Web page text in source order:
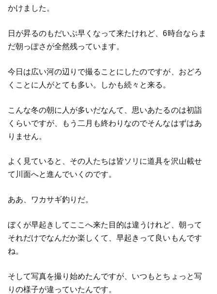
かけました。
日が昇るのもだいぶ早くなって来たけれど、6時台ならま
だ朝っぽさが全然残っています。
今日は広い河の辺りで撮ることにしたのですが、おどろ
くことに人がとても多い。しかも続々と来る。
こんな冬の朝に人が多いだなんて、思いあたるのは初詣
くらいですが、もう二月も終わりなのでそんなはずはあ
りません。
よく見ていると、その人たちは皆ソリに道具を沢山載せ
て川面へと進んでいくのです。
ああ、ワカサギ釣りだ。
ぼくが早起きしてここへ来た目的は違うけれど、朝って
それだけでなんだか楽しくて、早起きって良いもんです
ね。
そして写真を撮り始めたんですが、いつもとちょっと写
りの様子が違っていたんです。